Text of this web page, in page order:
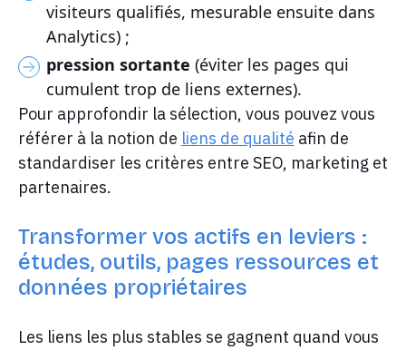
visiteurs qualifiés, mesurable ensuite dans
Analytics) ;
pression sortante (éviter les pages qui
cumulent trop de liens externes).
Pour approfondir la sélection, vous pouvez vous
référer à la notion de liens de qualité afin de
standardiser les critères entre SEO, marketing et
partenaires.
Transformer vos actifs en leviers :
études, outils, pages ressources et
données propriétaires
Les liens les plus stables se gagnent quand vous